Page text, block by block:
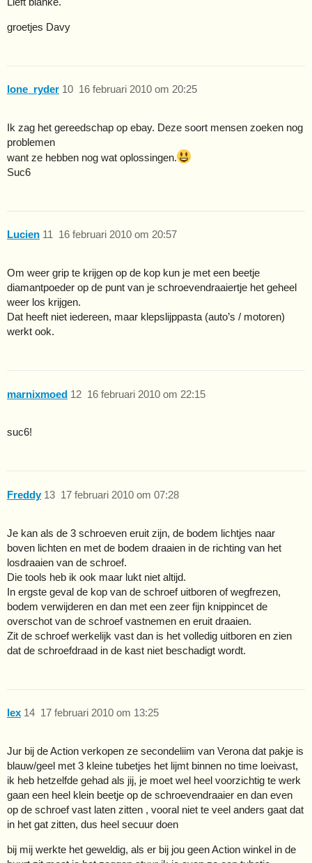
groetjes Davy
lone_ryder 16 februari 2010 om 20:25
10
Ik zag het gereedschap op ebay. Deze soort mensen zoeken nog
problemen
want ze hebben nog wat oplossingen.
Suc6
Lucien 16 februari 2010 om 20:57
11
Om weer grip te krijgen op de kop kun je met een beetje
diamantpoeder op de punt van je schroevendraaiertje het geheel
weer los krijgen.
Dat heeft niet iedereen, maar klepslijppasta (auto’s / motoren)
werkt ook.
marnixmoed 16 februari 2010 om 22:15
12
suc6!
Freddy 17 februari 2010 om 07:28
13
Je kan als de 3 schroeven eruit zijn, de bodem lichtjes naar
boven lichten en met de bodem draaien in de richting van het
losdraaien van de schroef.
Die tools heb ik ook maar lukt niet altijd.
In ergste geval de kop van de schroef uitboren of wegfrezen,
bodem verwijderen en dan met een zeer fijn knippincet de
overschot van de schroef vastnemen en eruit draaien.
Zit de schroef werkelijk vast dan is het volledig uitboren en zien
dat de schroefdraad in de kast niet beschadigt wordt.
lex 17 februari 2010 om 13:25
14
Jur bij de Action verkopen ze secondeliim van Verona dat pakje is
blauw/geel met 3 kleine tubetjes het lijmt binnen no time loeivast,
ik heb hetzelfde gehad als jij, je moet wel heel voorzichtig te werk
gaan een heel klein beetje op de schroevendraaier en dan even
op de schroef vast laten zitten , vooral niet te veel anders gaat dat
in het gat zitten, dus heel secuur doen
bij mij werkte het geweldig, als er bij jou geen Action winkel in de